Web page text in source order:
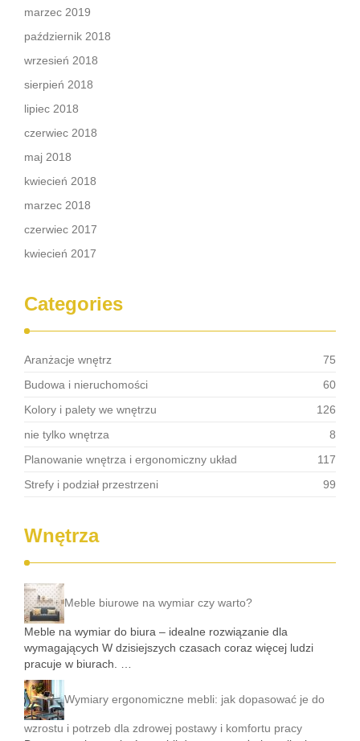
marzec 2019
październik 2018
wrzesień 2018
sierpień 2018
lipiec 2018
czerwiec 2018
maj 2018
kwiecień 2018
marzec 2018
czerwiec 2017
kwiecień 2017
Categories
Aranżacje wnętrz
75
Budowa i nieruchomości
60
Kolory i palety we wnętrzu
126
nie tylko wnętrza
8
Planowanie wnętrza i ergonomiczny układ
117
Strefy i podział przestrzeni
99
Wnętrza
Meble biurowe na wymiar czy warto?
Meble na wymiar do biura – idealne rozwiązanie dla
wymagających W dzisiejszych czasach coraz więcej ludzi
pracuje w biurach. …
Wymiary ergonomiczne mebli: jak dopasować je do
wzrostu i potrzeb dla zdrowej postawy i komfortu pracy